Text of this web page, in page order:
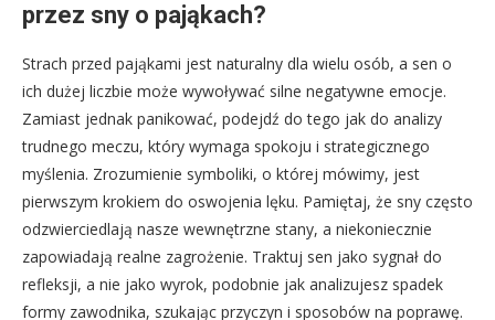
przez sny o pająkach?
Strach przed pająkami jest naturalny dla wielu osób, a sen o
ich dużej liczbie może wywoływać silne negatywne emocje.
Zamiast jednak panikować, podejdź do tego jak do analizy
trudnego meczu, który wymaga spokoju i strategicznego
myślenia. Zrozumienie symboliki, o której mówimy, jest
pierwszym krokiem do oswojenia lęku. Pamiętaj, że sny często
odzwierciedlają nasze wewnętrzne stany, a niekoniecznie
zapowiadają realne zagrożenie. Traktuj sen jako sygnał do
refleksji, a nie jako wyrok, podobnie jak analizujesz spadek
formy zawodnika, szukając przyczyn i sposobów na poprawę.